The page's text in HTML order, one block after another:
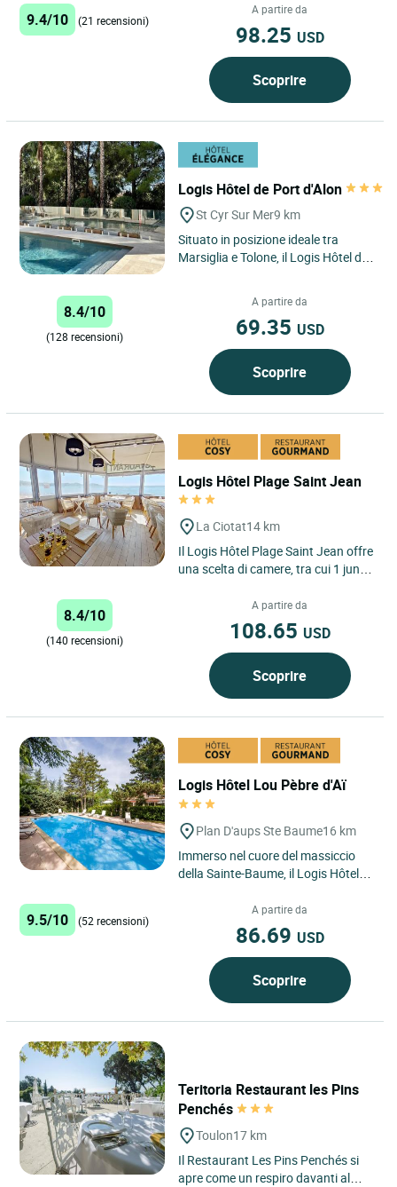
9.4/10 (21 recensioni)
A partire da
98.25 USD
Scoprire
Logis Hôtel de Port d'Alon
St Cyr Sur Mer9 km
Situato in posizione ideale tra
Marsiglia e Tolone, il Logis Hôtel de
8.4/10
(128 recensioni)
A partire da
69.35 USD
Scoprire
Logis Hôtel Plage Saint Jean
La Ciotat14 km
Il Logis Hôtel Plage Saint Jean offre
una scelta di camere, tra cui 1 junior
spaziose camere...
8.4/10
(140 recensioni)
A partire da
108.65 USD
Scoprire
Logis Hôtel Lou Pèbre d'Aï
Plan D'aups Ste Baume16 km
Immerso nel cuore del massiccio
della Sainte-Baume, il Logis Hôtel
ambiente naturale...
9.5/10 (52 recensioni)
A partire da
86.69 USD
Scoprire
Teritoria Restaurant les Pins
Penchés
Toulon17 km
Il Restaurant Les Pins Penchés si
apre come un respiro davanti al